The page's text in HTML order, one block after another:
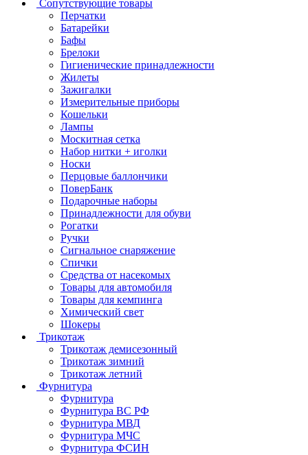
Сопутствующие товары
Перчатки
Батарейки
Бафы
Брелоки
Гигиенические принадлежности
Жилеты
Зажигалки
Измерительные приборы
Кошельки
Лампы
Москитная сетка
Набор нитки + иголки
Носки
Перцовые баллончики
ПоверБанк
Подарочные наборы
Принадлежности для обуви
Рогатки
Ручки
Сигнальное снаряжение
Спички
Средства от насекомых
Товары для автомобиля
Товары для кемпинга
Химический свет
Шокеры
Трикотаж
Трикотаж демисезонный
Трикотаж зимний
Трикотаж летний
Фурнитура
Фурнитура
Фурнитура ВС РФ
Фурнитура МВД
Фурнитура МЧС
Фурнитура ФСИН